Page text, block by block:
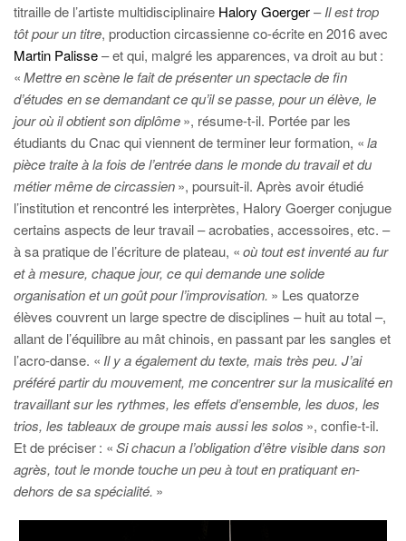
titraille de l’artiste multidisciplinaire Halory Goerger–Il est trop
tôt pour un titre, production circassienne co-écrite en 2016 avec
Martin Palisse– et qui, malgré les apparences, va droit au but :
«Mettre en scène le fait de présenter un spectacle de fin
d’études en se demandant ce qu’il se passe, pour un élève, le
jour où il obtient son diplôme», résume-t-il. Portée par les
étudiants du Cnac qui viennent de terminer leur formation, «la
pièce traite à la fois de l’entrée dans le monde du travail et du
métier même de circassien», poursuit-il. Après avoir étudié
l’institution et rencontré les interprètes, Halory Goerger conjugue
certains aspects de leur travail – acrobaties, accessoires, etc. –
à sa pratique de l’écriture de plateau, «où tout est inventé au fur
et à mesure, chaque jour, ce qui demande une solide
organisation et un goût pour l’improvisation. » Les quatorze
élèves couvrent un large spectre de disciplines – huit au total –,
allant de l’équilibre au mât chinois, en passant par les sangles et
l’acro-danse. « Il y a également du texte, mais très peu. J’ai
préféré partir du mouvement, me concentrer sur la musicalité en
travaillant sur les rythmes, les effets d’ensemble, les duos, les
trios, les tableaux de groupe mais aussi les solos », confie-t-il.
Et de préciser : «Si chacun a l’obligation d’être visible dans son
agrès, tout le monde touche un peu à tout en pratiquant en-
dehors de sa spécialité. »